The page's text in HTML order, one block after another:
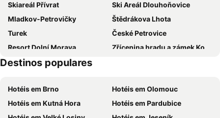
Skiareál Přívrat
Ski Areál Dlouhoňovice
Mladkov-Petrovičky
Štědrákova Lhota
Turek
České Petrovice
Resort Dolní Morava
Zřícenina hradu a zámek Košumberk
Hrad Sovinec
Ski areál Jadrná
Zámek Častolovice
Dalečín
Destinos populares
Hotéis em Brno
Hotéis em Olomouc
Hotéis em Kutná Hora
Hotéis em Pardubice